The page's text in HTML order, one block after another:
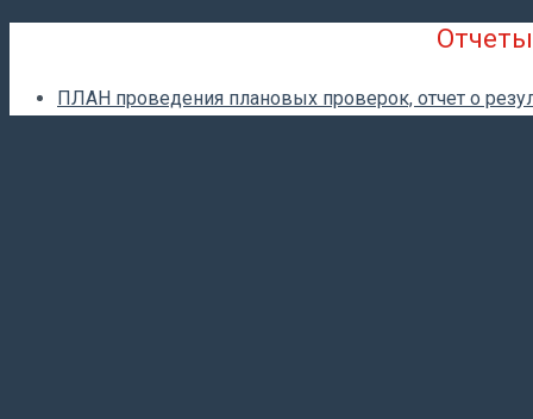
ПЛАН проведения плановых проверок, отчет о